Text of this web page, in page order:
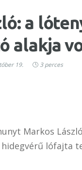
a
alakja
19. 3 perces
Markos
lófajta